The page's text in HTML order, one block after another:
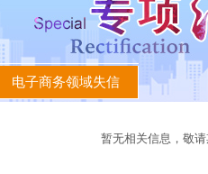
电子商务领域失信
暂无相关信息，敬请